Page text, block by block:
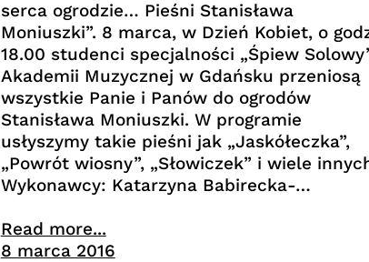
serca ogrodzie… Pieśni Stanisława
Moniuszki”. 8 marca, w Dzień Kobiet, o
18.00 studenci specjalności „Śpiew
Akademii Muzycznej w Gdańsku przeniosą
wszystkie Panie i Panów do ogrodów
Stanisława Moniuszki. W programie
usłyszymy takie pieśni jak „Jaskółeczka”,
„Powrót wiosny”, „Słowiczek” i wiele
Wykonawcy: Katarzyna Babirecka-…
Read more...
8 marca 2016